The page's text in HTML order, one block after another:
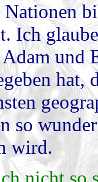
Nationen
Ich
und
hat,
so
wird.